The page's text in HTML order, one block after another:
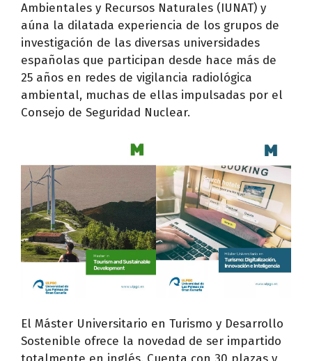
Ambientales y Recursos Naturales (IUNAT) y
aúna la dilatada experiencia de los grupos de
investigación de las diversas universidades
españolas que participan desde hace más de
25 años en redes de vigilancia radiológica
ambiental, muchas de ellas impulsadas por el
Consejo de Seguridad Nuclear.
El Máster Universitario en Turismo y Desarrollo
Sostenible ofrece la novedad de ser impartido